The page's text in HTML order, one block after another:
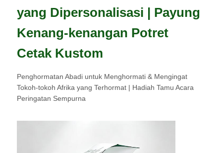
Rumah
Produk
Tentang kita
yang Dipersonalisasi | Payung
Kenang-kenangan Potret
Cetak Kustom
Penghormatan Abadi untuk Menghormati & Mengingat
Tokoh-tokoh Afrika yang Terhormat | Hadiah Tamu Acara
Peringatan Sempurna